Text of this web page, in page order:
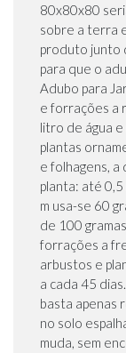
80x80x80
sobre a terra
produto junto
para que o
Adubo para
e forrações a
litro de água
plantas
e folhagens, a
planta: até
m usa-se 60
de 100
forrações a
arbustos e
a cada 45
basta apenas
no solo
muda, sem